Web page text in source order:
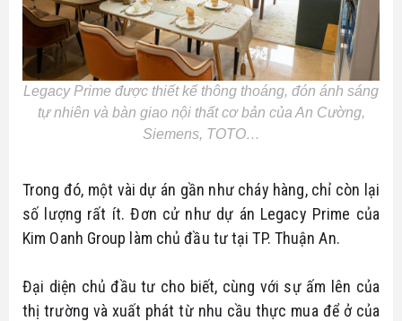
Legacy Prime được thiết kế thông thoáng, đón ánh sáng
tự nhiên và bàn giao nội thất cơ bản của An Cường,
Siemens, TOTO…
Trong đó, một vài dự án gần như cháy hàng, chỉ còn lại
số lượng rất ít. Đơn cử như dự án Legacy Prime của
Kim Oanh Group làm chủ đầu tư tại TP. Thuận An.
Đại diện chủ đầu tư cho biết, cùng với sự ấm lên của
thị trường và xuất phát từ nhu cầu thực mua để ở của